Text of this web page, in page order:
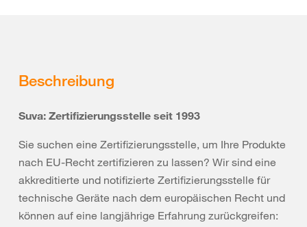
Beschreibung
Suva: Zertifizierungsstelle seit 1993
Sie suchen eine Zertifizierungsstelle, um Ihre Produkte
nach EU-Recht zertifizieren zu lassen? Wir sind eine
akkreditierte und notifizierte Zertifizierungsstelle für
technische Geräte nach dem europäischen Recht und
können auf eine langjährige Erfahrung zurückgreifen: